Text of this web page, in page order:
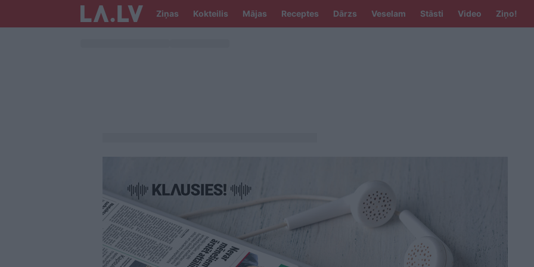
Ziņas Kokteilis Mājas Receptes Dārzs Veselam Stāsti Video Ziņo!